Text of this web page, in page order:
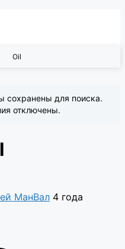
Oil
сохранены для поиска.
отключены.
МанВал 4 года